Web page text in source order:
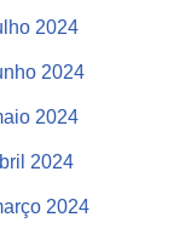
2024
2024
2024
2024
2024